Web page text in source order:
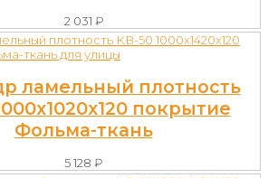
2 031 ₽
ламельный плотность
покрытие
Фольма-ткань
5 128 ₽